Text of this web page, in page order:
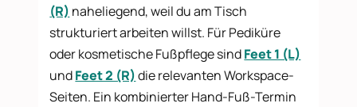
(R) naheliegend, weil du am Tisch
strukturiert arbeiten willst. Für Pediküre
oder kosmetische Fußpflege sindFeet 1 (L)
undFeet 2 (R)die relevanten Workspace-
Seiten. Ein kombinierter Hand-Fuß-Termin